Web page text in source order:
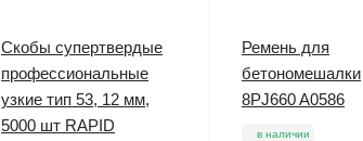
Скобы супертвердые
профессиональные
узкие тип 53, 12 мм,
5000 шт RAPID
Ремень для
бетономешалки
8PJ660 A0586
в наличии